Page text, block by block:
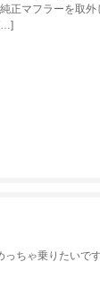
正マフラーを取外
ちゃ乗りたいです